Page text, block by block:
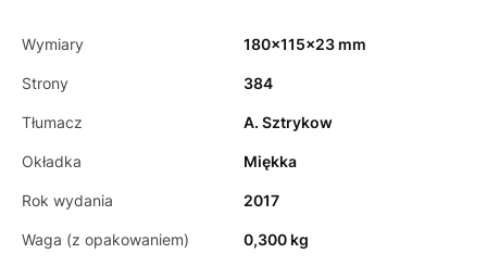
Wymiary 180x115x23 mm
Strony 384
Tłumacz A. Sztrykow
Okładka Miękka
Rok wydania 2017
Waga (z opakowaniem) 0,300 kg